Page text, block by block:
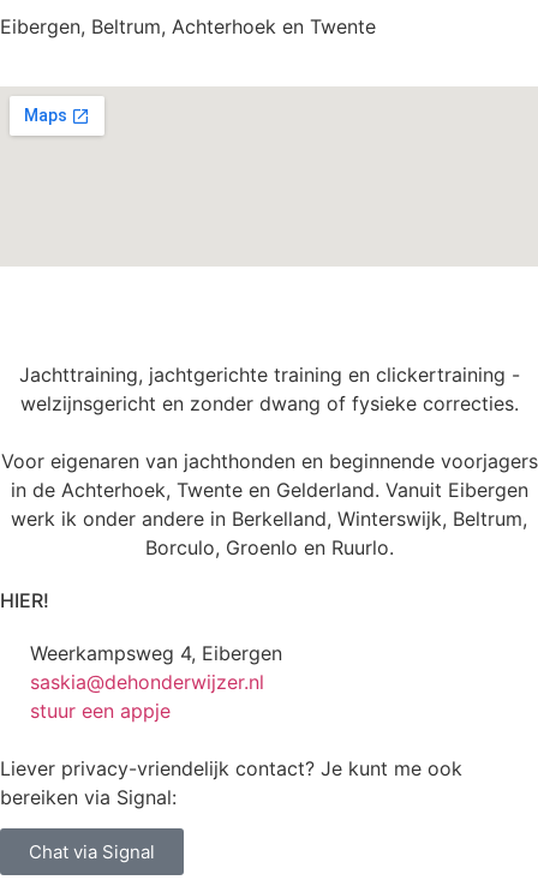
Eibergen, Beltrum, Achterhoek en Twente
Jachttraining, jachtgerichte training en clickertraining -
welzijnsgericht en zonder dwang of fysieke correcties.
Voor eigenaren van jachthonden en beginnende voorjagers
in de Achterhoek, Twente en Gelderland. Vanuit Eibergen
werk ik onder andere in Berkelland, Winterswijk, Beltrum,
Borculo, Groenlo en Ruurlo.
HIER!
Weerkampsweg 4, Eibergen
saskia@dehonderwijzer.nl
stuur een appje
Liever privacy-vriendelijk contact? Je kunt me ook
bereiken via Signal:
Chat via Signal